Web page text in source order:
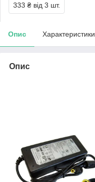
333 ₴ від 3 шт.
Опис Характеристики
Опис